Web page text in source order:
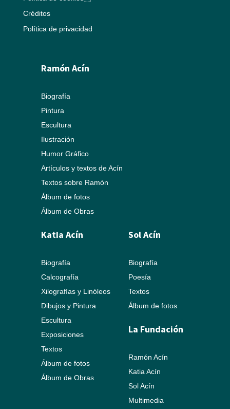
Créditos
Política de privacidad
Ramón Acín
Biografía
Pintura
Escultura
Ilustración
Humor Gráfico
Artículos y textos de Acín
Textos sobre Ramón
Álbum de fotos
Álbum de Obras
Katia Acín
Biografía
Calcografía
Xilografías y Linóleos
Dibujos y Pintura
Escultura
Exposiciones
Textos
Álbum de fotos
Álbum de Obras
Sol Acín
Biografía
Poesía
Textos
Álbum de fotos
La Fundación
Ramón Acín
Katia Acín
Sol Acín
Multimedia